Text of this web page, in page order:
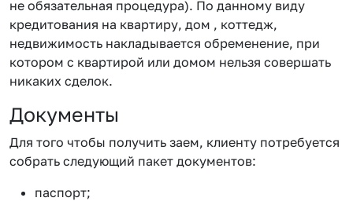
не обязательная процедура). По данному виду
кредитования на квартиру, дом , коттедж,
недвижимость накладывается обременение, при
котором с квартирой или домом нельзя совершать
никаких сделок.
Документы
Для того чтобы получить заем, клиенту потребуется
собрать следующий пакет документов:
паспорт;